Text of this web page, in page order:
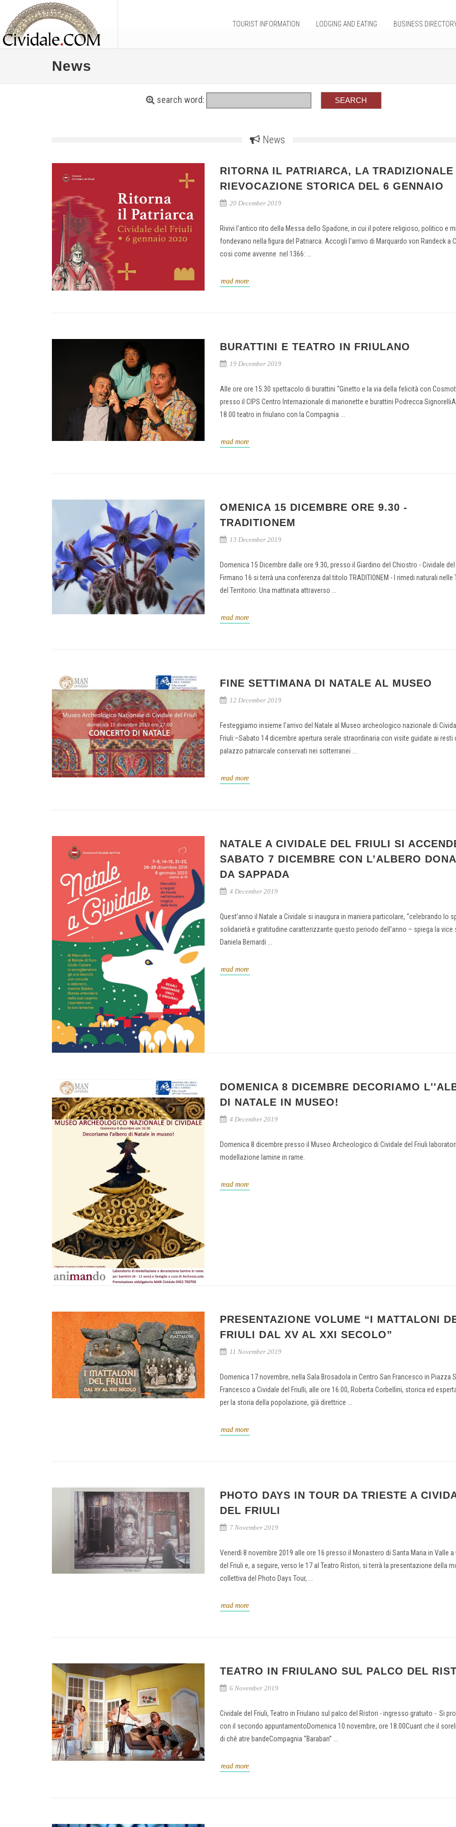
TOURIST INFORMATION LODGING AND EATING BUSINESS
News
search word:
News
RITORNA IL PATRIARCA, LA TRADIZIONALE
RIEVOCAZIONE STORICA DEL 6 GENNAIO
20 December 2019
Rivivi l'antico rito della Messa dello Spadone, in cui il potere religioso, politico e
fondevano nella figura del Patriarca. Accogli l'arrivo di Marquardo von Randeck a
cosi come avvenne nel 1366: ...
read more
BURATTINI E TEATRO IN FRIULANO
19 December 2019
Alle ore ore 15.30 spettacolo di burattini “Ginetto e la via della felicità con
presso il CIPS Centro Internazionale di marionette e burattini Podrecca
18.00 teatro in friulano con la Compagnia ...
read more
OMENICA 15 DICEMBRE ORE 9.30 -
TRADITIONEM
13 December 2019
Domenica 15 Dicembre dalle ore 9.30, presso il Giardino del Chiostro - Cividale del
Firmano 16 si terrà una conferenza dal titolo TRADITIONEM - I rimedi naturali nelle
del Territorio: Una mattinata attraverso ...
read more
FINE SETTIMANA DI NATALE AL MUSEO
12 December 2019
Festeggiamo insieme l’arrivo del Natale al Museo archeologico nazionale di
Friuli:–Sabato 14 dicembre apertura serale straordinaria con visite guidate ai resti
palazzo patriarcale conservati nei sotterranei ...
read more
NATALE A CIVIDALE DEL FRIULI SI
SABATO 7 DICEMBRE CON L’ALBERO
DA SAPPADA
4 December 2019
Quest’anno il Natale a Cividale si inaugura in maniera particolare, “celebrando lo
solidarietà e gratitudine caratterizzante questo periodo dell’anno – spiega la vice
Daniela Bernardi ...
read more
DOMENICA 8 DICEMBRE DECORIAMO
DI NATALE IN MUSEO!
4 December 2019
Domenica 8 dicembre presso il Museo Archeologico di Cividale del Friuli
modellazione lamine in rame.
read more
PRESENTAZIONE VOLUME “I MATTALONI
FRIULI DAL XV AL XXI SECOLO”
11 November 2019
Domenica 17 novembre, nella Sala Brosadola in Centro San Francesco in Piazza
Francesco a Cividale del Friulli, alle ore 16.00, Roberta Corbellini, storica ed
per la storia della popolazione, già direttrice ...
read more
PHOTO DAYS IN TOUR DA TRIESTE A
DEL FRIULI
7 November 2019
Venerdì 8 novembre 2019 alle ore 16 presso il Monastero di Santa Maria in Valle a
del Friuli e, a seguire, verso le 17 al Teatro Ristori, si terrà la presentazione della
collettiva del Photo Days Tour, ...
read more
TEATRO IN FRIULANO SUL PALCO DEL
6 November 2019
Cividale del Friuli, Teatro in Friulano sul palco del Ristori - ingresso gratuito - Si
con il secondo appuntamentoDomenica 10 novembre, ore 18.00Cuant che il
di chê atre bandeCompagnia “Baraban” ...
read more